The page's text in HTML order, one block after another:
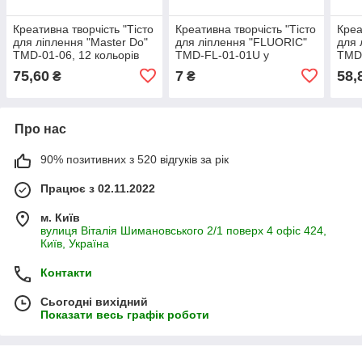
Креативна творчість "Тісто
для ліплення "Master Do"
TMD-01-06, 12 кольорів
75,60 ₴
Креативна творчість "Тісто
для ліплення "FLUORIC"
TMD-FL-01-01U у
7₴
для
Про нас
90% позитивних з 520 відгуків за рік
Працює з 02.11.2022
м. Київ
вулиця Віталія Шимановського 2/1 поверх 4 офіс 424,
Київ, Україна
Контакти
Сьогодні вихідний
Показати весь графік роботи